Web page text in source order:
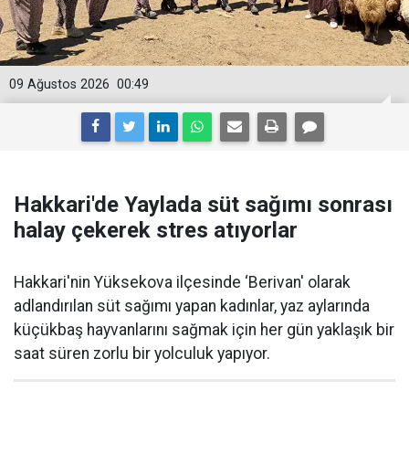
00:49
09 Ağustos 2026
Hakkari'de Yaylada süt sağımı sonrası
halay çekerek stres atıyorlar
Hakkari'nin Yüksekova ilçesinde ‘Berivan' olarak
adlandırılan süt sağımı yapan kadınlar, yaz aylarında
küçükbaş hayvanlarını sağmak için her gün yaklaşık bir
saat süren zorlu bir yolculuk yapıyor.